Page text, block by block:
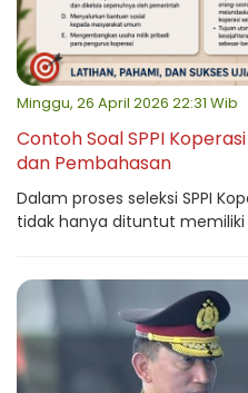
Minggu, 26 April 2026 22:31 Wib
Contoh Soal SPPI
dan Pembahasan
Dalam proses seleksi SPPI
tidak hanya dituntut memiliki